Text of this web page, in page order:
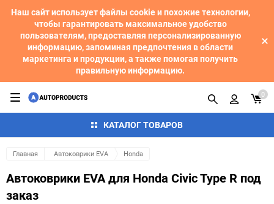
Наш сайт использует файлы cookie и похожие технологии,
чтобы гарантировать максимальное удобство
пользователям, предоставляя персонализированную
информацию, запоминая предпочтения в области
маркетинга и продукции, а также помогая получить
правильную информацию.
КАТАЛОГ ТОВАРОВ
0
Главная Автоковрики EVA Honda
Автоковрики EVA для Honda Civic Type R под
заказ